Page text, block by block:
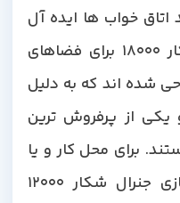
خواب ها ایده آل
هستند. کولر گازی جنرال شکار 18000 برای فضاهای
متر طراحی شده اند که به دلیل
از پرفروش ترین
برای محل کار و یا
فضاهای بزرگتر، مدل‌ کولر گازی جنرال شکار 12000